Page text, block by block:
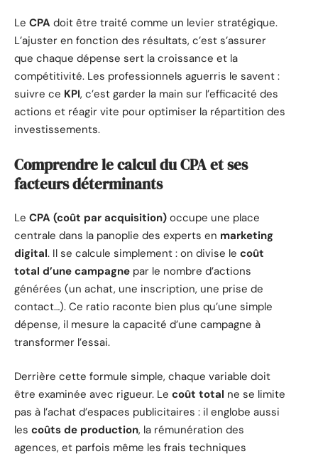
Le CPA doit être traité comme un levier stratégique.
L’ajuster en fonction des résultats, c’est s’assurer
que chaque dépense sert la croissance et la
compétitivité. Les professionnels aguerris le savent :
suivre ce KPI, c’est garder la main sur l’efficacité des
actions et réagir vite pour optimiser la répartition des
investissements.
Comprendre le calcul du CPA et ses
facteurs déterminants
Le CPA (coût par acquisition) occupe une place
centrale dans la panoplie des experts en marketing
digital. Il se calcule simplement : on divise le coût
total d’une campagne par le nombre d’actions
générées (un achat, une inscription, une prise de
contact…). Ce ratio raconte bien plus qu’une simple
dépense, il mesure la capacité d’une campagne à
transformer l’essai.
Derrière cette formule simple, chaque variable doit
être examinée avec rigueur. Le coût total ne se limite
pas à l’achat d’espaces publicitaires : il englobe aussi
les coûts de production, la rémunération des
agences, et parfois même les frais techniques